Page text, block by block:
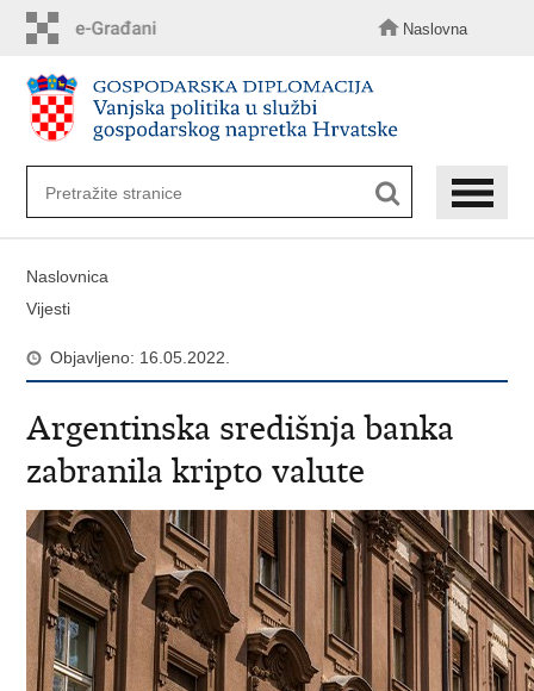
sadržaj
Naslovna
Naslovnica
Vijesti
Objavljeno: 16.05.2022.
Argentinska središnja banka
zabranila kripto valute